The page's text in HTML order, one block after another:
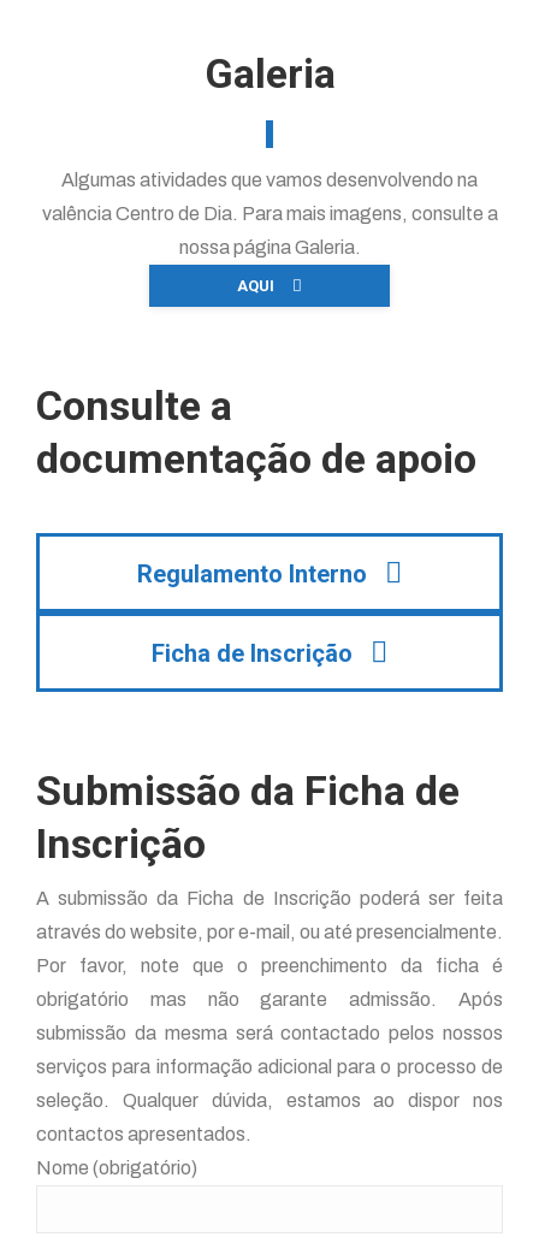
Galeria
Algumas atividades que vamos desenvolvendo na
valência Centro de Dia. Para mais imagens, consulte a
nossa página Galeria.
AQUI
Consulte a
documentação de apoio
Regulamento Interno
Ficha de Inscrição
Submissão da Ficha de
Inscrição
A submissão da Ficha de Inscrição poderá ser feita
através do website, por e-mail, ou até presencialmente.
Por favor, note que o preenchimento da ficha é
obrigatório mas não garante admissão. Após
submissão da mesma será contactado pelos nossos
serviços para informação adicional para o processo de
seleção. Qualquer dúvida, estamos ao dispor nos
contactos apresentados.
Nome (obrigatório)